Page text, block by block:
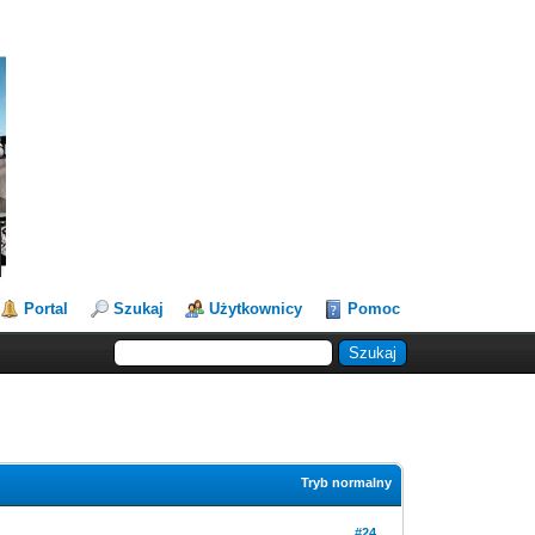
Portal Szukaj Użytkownicy Pomoc
Tryb normalny